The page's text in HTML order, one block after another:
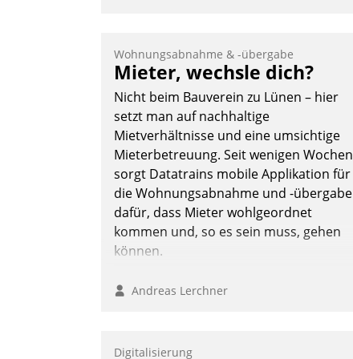
Wohnungsabnahme & -übergabe
Mieter, wechsle dich?
Nicht beim Bauverein zu Lünen – hier
setzt man auf nachhaltige
Mietverhältnisse und eine umsichtige
Mieterbetreuung. Seit wenigen Wochen
sorgt Datatrains mobile Applikation für
die Wohnungsabnahme und -übergabe
dafür, dass Mieter wohlgeordnet
kommen und, so es sein muss, gehen
können.
Andreas Lerchner
Digitalisierung